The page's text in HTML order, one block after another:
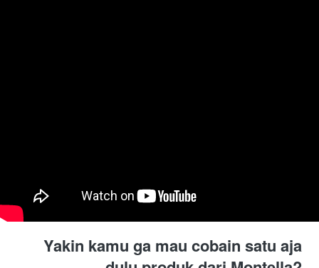
Yakin kamu ga mau cobain satu aja